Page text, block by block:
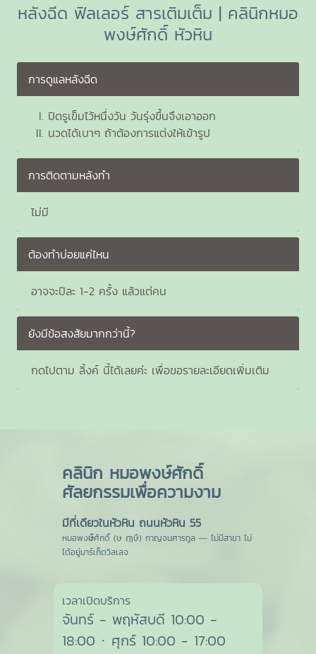
หลังฉีด ฟิลเลอร์ สารเติมเต็ม | คลินิกหมอ
พงษ์ศักดิ์ หัวหิน
การดูแลหลังฉีด
ปิดรูเข็มไว้หนึ่งวัน วันรุ่งขึ้นจึงเอาออก
นวดได้เบาๆ ถ้าต้องการแต่งให้เข้ารูป
การติดตามหลังทำ
ไม่มี
ต้องทำบ่อยแค่ไหน
อาจจะปีละ 1-2 ครั้ง แล้วแต่คน
ยังมีข้อสงสัยมากกว่านี้?
กดไปตาม ลิ้งค์ นี้ได้เลยค่ะ เพื่อขอรายละเอียดเพิ่มเติม
คลินิก หมอพงษ์ศักดิ์
ศัลยกรรมเพื่อความงาม
มีที่เดียวในหัวหิน ถนนหัวหิน 55
หมอพงษ์ศักดิ์ (ษ ฤๅษี) กาญจนศารทูล — ไม่มีสาขา ไม่
ได้อยู่มาร์เก็ตวิลเลจ
เวลาเปิดบริการ
จันทร์ - พฤหัสบดี 10:00 -
18:00 · ศุกร์ 10:00 - 17:00